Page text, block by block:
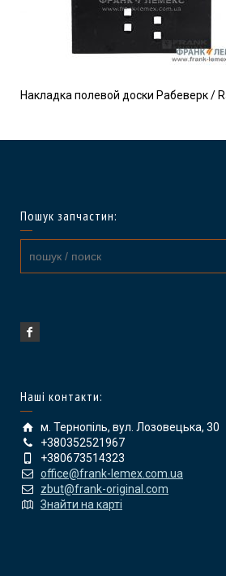
Накладка полевой доски Рабеверк /
Пошук запчастин:
Наші контакти:
м. Тернопіль, вул. Лозовецька, 30
+380352521967
+380673514323
office@frank-lemex.com.ua
zbut@frank-original.com
Знайти на карті